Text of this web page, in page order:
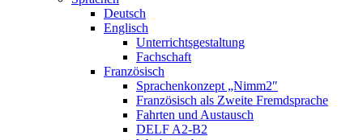
Deutsch
Englisch
Unterrichtsgestaltung
Fachschaft
Französisch
Sprachenkonzept „Nimm2″
Französisch als Zweite Fremdsprache
Fahrten und Austausch
DELF A2-B2